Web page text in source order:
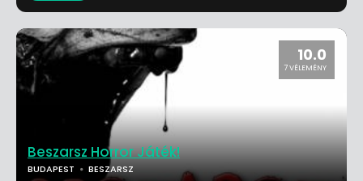
10.0
7 VÉLEMÉNY
Beszarsz Horror Játék!
BUDAPEST BESZARSZ